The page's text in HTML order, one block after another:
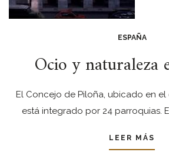
ESPAÑA
Ocio y naturaleza
El Concejo de Piloña, ubicado en el
está integrado por 24 parroquias.
LEER MÁS